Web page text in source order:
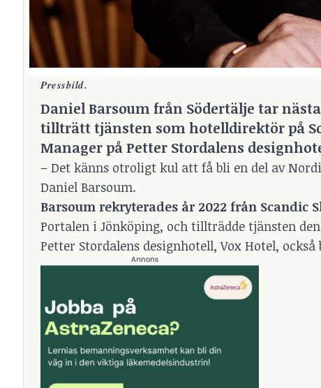
Pressbild.
Daniel Barsoum från Södertälje tar
tillträtt tjänsten som hotelldirektör på
Manager på Petter Stordalens
– Det känns otroligt kul att få bli en del av
Daniel Barsoum.
Barsoum rekryterades år 2022 från Scandic
Portalen i Jönköping, och tillträdde tjänsten
Petter Stordalens designhotell, Vox Hotel,